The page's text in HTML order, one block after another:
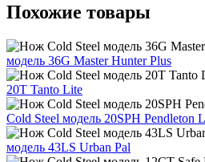
Похожие товары
модель 36G Master Hunter Plus
20T Tanto Lite
Cold Steel модель 20SPH Pendleton
модель 43LS Urban Pal